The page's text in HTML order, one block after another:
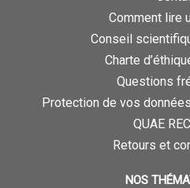
Comment lire
Conseil
Charte
Questions
Protection de vos
QUAE
Retours et
NOS